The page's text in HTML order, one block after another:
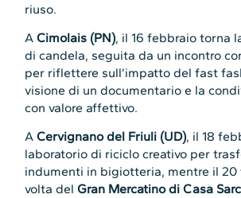
riuso.
ACimolais (PN), il 16 febbraio torna
di candela, seguita da un incontro
per riflettere sull’impatto del fast
visione di un documentario e la
con valore affettivo.
ACervignano del Friuli (UD), il 18
laboratorio di riciclo creativo per
indumenti in bigiotteria, mentre il 20
volta delGran Mercatino di Casa